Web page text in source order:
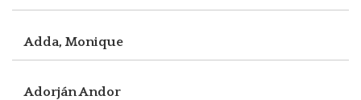
Adda, Monique
Adorján Andor